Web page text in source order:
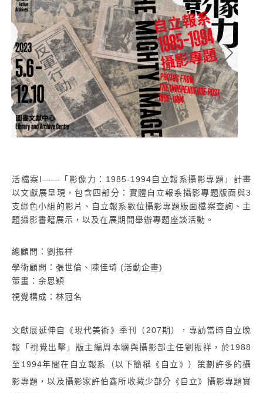
活檔案I——「影像力：1985-1994自立報系攝影專題」計畫
以文獻展呈現，包含四部分：實體自立報系攝影專題版面與3
支綠色小組的影片、自立報系數位攝影專題版面檔案查詢、主
題攝影書籍展示，以及在展期間舉辦專題座談活動。
總顧問：劉振祥
學術顧問：張世倫、陳佳琦 (活動企畫)
策畫：余思穎
視覺構成：林冠名
文獻展延伸自《現代美術》季刊（207期），專訪當時自立晚
報「視覺出擊」版主編周本驥與攝影部主任劉振祥，於1988
至1994年間在自立報系（以下簡稱《自立》）策劃許多的攝
影專題，以及攝影家許伯鑫所收藏少部分《自立》攝影專題實